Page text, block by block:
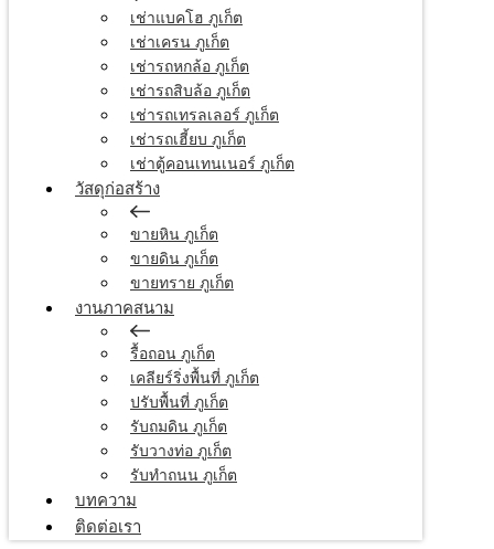
เช่าแบคโฮ ภูเก็ต
เช่าเครน ภูเก็ต
เช่ารถหกล้อ ภูเก็ต
เช่ารถสิบล้อ ภูเก็ต
เช่ารถเทรลเลอร์ ภูเก็ต
เช่ารถเฮี้ยบ ภูเก็ต
เช่าตู้คอนเทนเนอร์ ภูเก็ต
วัสดุก่อสร้าง
ขายหิน ภูเก็ต
ขายดิน ภูเก็ต
ขายทราย ภูเก็ต
งานภาคสนาม
รื้อถอน ภูเก็ต
เคลียร์ริ่งพื้นที่ ภูเก็ต
ปรับพื้นที่ ภูเก็ต
รับถมดิน ภูเก็ต
รับวางท่อ ภูเก็ต
รับทำถนน ภูเก็ต
บทความ
ติดต่อเรา